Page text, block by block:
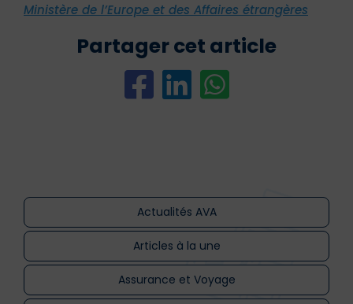
Ministère de l’Europe et des Affaires étrangères
Partager cet article
Actualités AVA
Articles à la une
Assurance et Voyage